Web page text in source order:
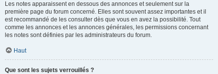
Les notes apparaissent en dessous des annonces et seulement sur la
première page du forum concerné. Elles sont souvent assez importantes et il
est recommandé de les consulter dès que vous en avez la possibilité. Tout
comme les annonces et les annonces générales, les permissions concernant
les notes sont définies par les administrateurs du forum.
Haut
Que sont les sujets verrouillés ?